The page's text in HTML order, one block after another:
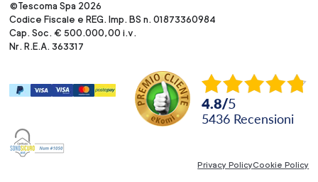
©Tescoma Spa 2026
Codice Fiscale e REG. Imp. BS n. 01873360984
Cap. Soc. € 500.000,00 i.v.
Nr. R.E.A. 363317
4.8/5
5436 recensioni
Privacy PolicyCookie Policy